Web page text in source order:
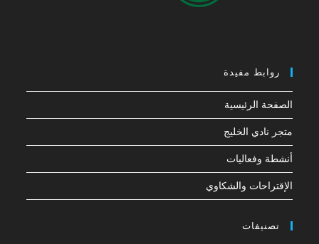
روابط مفيدة
الصفحة الرئيسية
متجر نادي الخليج
أنشطة وفعاليات
الإقتراحات والشكاوي
تصنيفات